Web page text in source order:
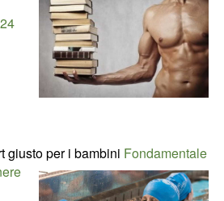
giusto per i bambini Fondamentale